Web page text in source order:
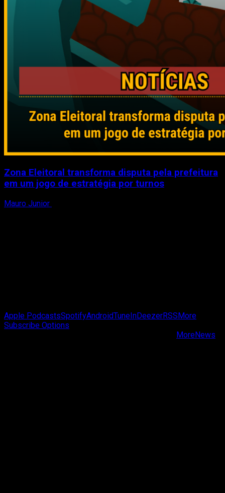
Zona Eleitoral transforma disputa pela prefeitura
em um jogo de estratégia por turnos
Mauro Junior
Apple PodcastsSpotifyAndroidTuneInDeezerRSSMore
Subscribe Options
MoreNews